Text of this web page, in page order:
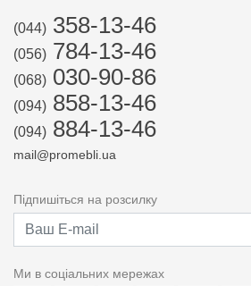
(044) 358-13-46
(056) 784-13-46
(068) 030-90-86
(094) 858-13-46
(094) 884-13-46
mail@promebli.ua
Підпишіться на розсилку
Ми в соціальних мережах